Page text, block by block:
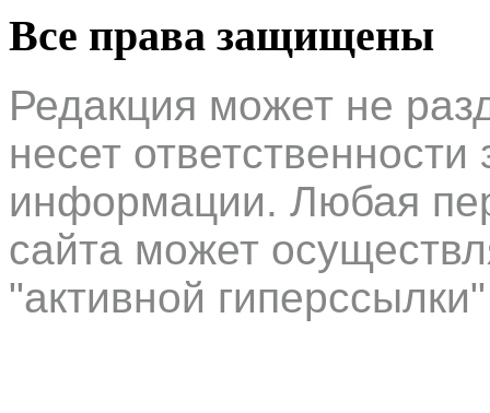
Все права защищены
Редакция может не
несет
информации. Любая
сайта может
"активной